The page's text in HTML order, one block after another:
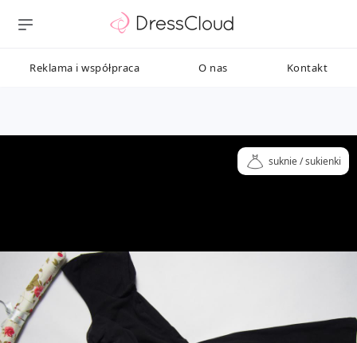
Reklama i współpraca O nas Kontakt
suknie / sukienki